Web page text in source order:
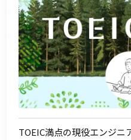
TOEIC満点の現役エンジニ